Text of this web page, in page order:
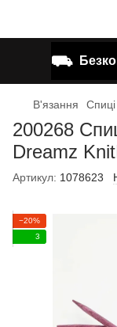
⛟
В'язання Спиці
200268
Dreamz
Артикул: 1078623
−20%
3